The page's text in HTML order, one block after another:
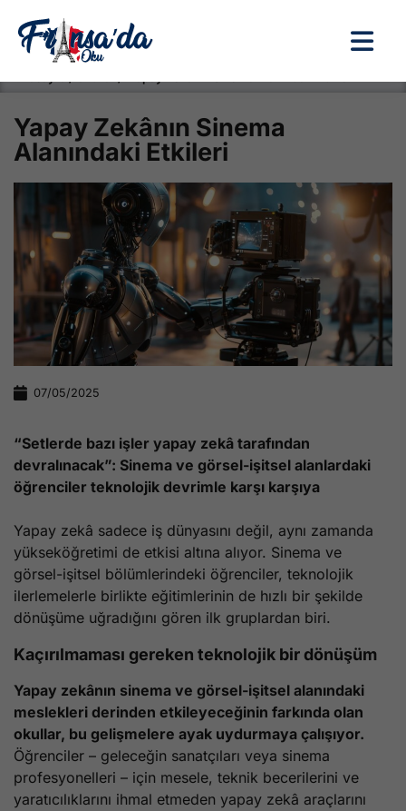
Yapay Zekânın Sinema
Alanındaki Etkileri
07/05/2025
“Setlerde bazı işler yapay zekâ tarafından
devralınacak”: Sinema ve görsel-işitsel alanlardaki
öğrenciler teknolojik devrimle karşı karşıya
Yapay zekâ sadece iş dünyasını değil, aynı zamanda
yükseköğretimi de etkisi altına alıyor. Sinema ve
görsel-işitsel bölümlerindeki öğrenciler, teknolojik
ilerlemelerle birlikte eğitimlerinin de hızlı bir şekilde
dönüşüme uğradığını gören ilk gruplardan biri.
Kaçırılmaması gereken teknolojik bir dönüşüm
Yapay zekânın sinema ve görsel-işitsel alanındaki
meslekleri derinden etkileyeceğinin farkında olan
okullar, bu gelişmelere ayak uydurmaya çalışıyor.
Öğrenciler – geleceğin sanatçıları veya sinema
profesyonelleri – için mesele, teknik becerilerini ve
yaratıcılıklarını ihmal etmeden yapay zekâ araçlarını